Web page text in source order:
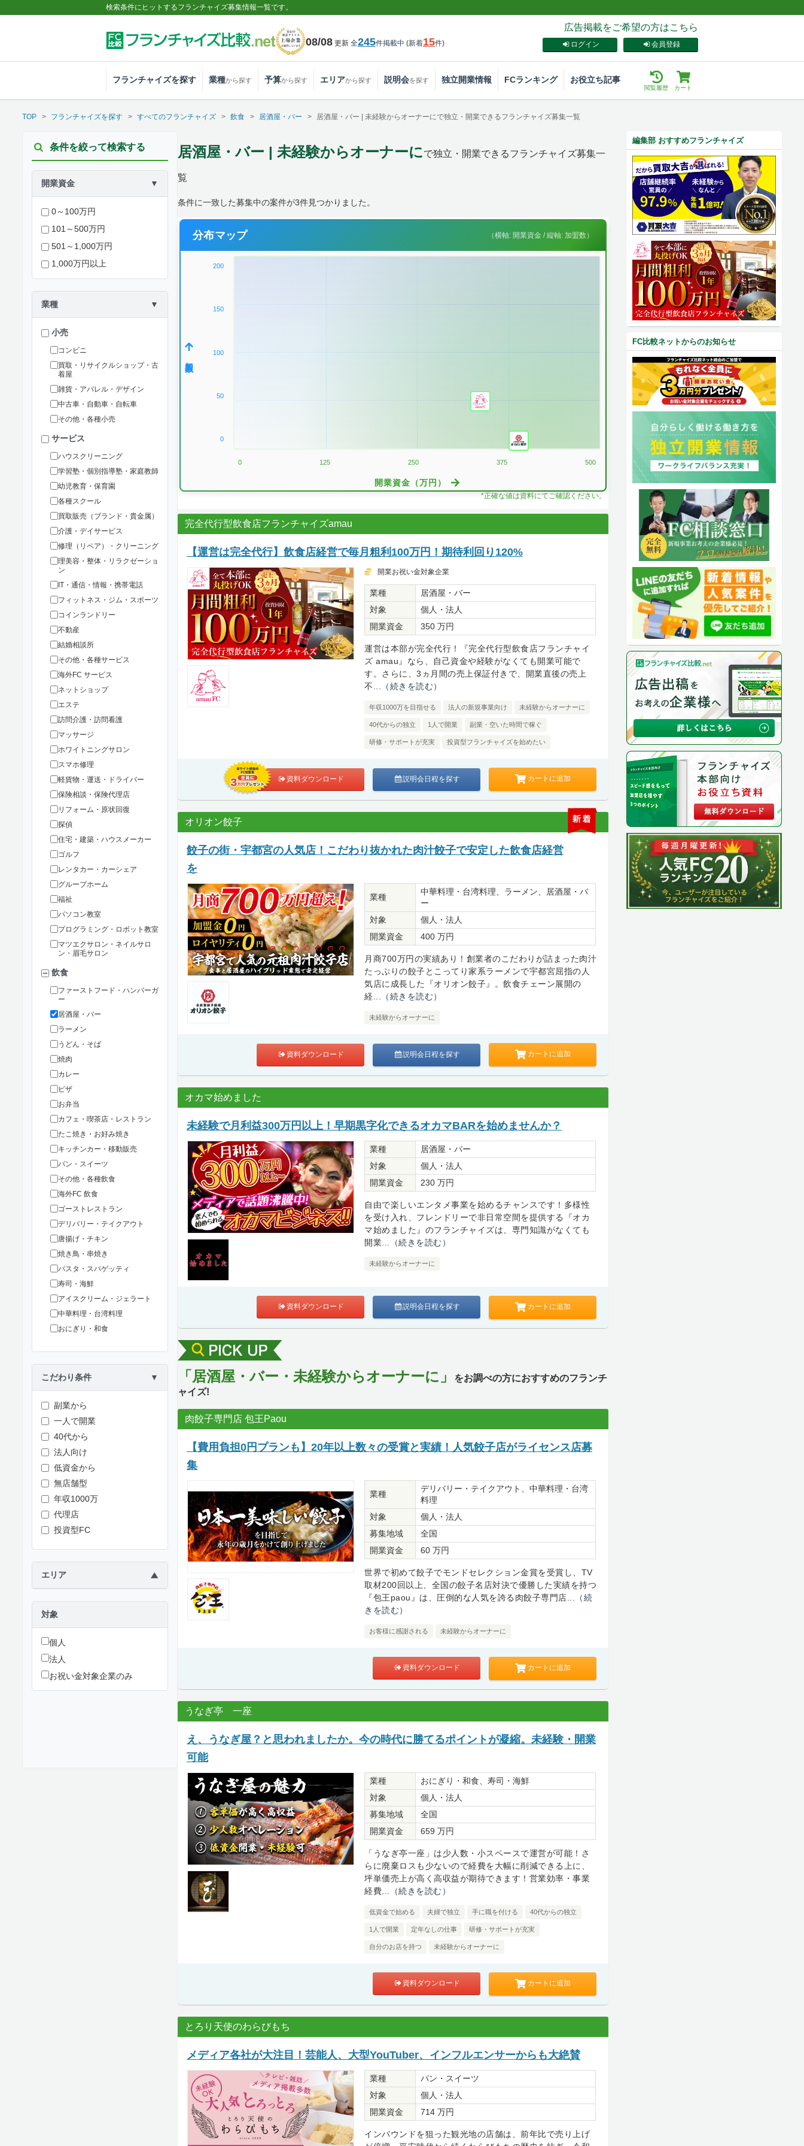
検索条件にヒットするフランチャイズ募集情報一覧です。
08/08 更新 全245件掲載中 (新着15件)
広告掲載をご希望の方はこちら
会員登録
ログイン
フランチャイズを探す 業種から探す 予算から探す エリアから探す 説明会を探す 独立開業情報 FCランキング お役立ち記事
カート
閲覧履歴
TOP フランチャイズを探す すべてのフランチャイズ 飲食 居酒屋・バー 居酒屋・バー | 未経験からオーナーにで独立・開業できるフランチャイズ募集一覧
条件を絞って検索する
開業資金 ▼
0～100万円
101～500万円
501～1,000万円
1,000万円以上
業種 ▼
小売
コンビニ
買取・リサイクルショップ・古
着屋
雑貨・アパレル・デザイン
中古車・自動車・自転車
その他・各種小売
サービス
ハウスクリーニング
学習塾・個別指導塾・家庭教師
幼児教育・保育園
各種スクール
買取販売（ブランド・貴金属）
介護・デイサービス
修理（リペア）・クリーニング
理美容・整体・リラクゼーショ
ン
IT・通信・情報・携帯電話
フィットネス・ジム・スポーツ
コインランドリー
不動産
結婚相談所
その他・各種サービス
海外FC サービス
ネットショップ
エステ
訪問介護・訪問看護
マッサージ
ホワイトニングサロン
スマホ修理
軽貨物・運送・ドライバー
保険相談・保険代理店
リフォーム・原状回復
探偵
住宅・建築・ハウスメーカー
ゴルフ
レンタカー・カーシェア
グループホーム
福祉
パソコン教室
プログラミング・ロボット教室
マツエクサロン・ネイルサロ
ン・眉毛サロン
飲食
ファーストフード・ハンバーガ
ー
居酒屋・バー
ラーメン
うどん・そば
焼肉
カレー
ピザ
お弁当
カフェ・喫茶店・レストラン
たこ焼き・お好み焼き
キッチンカー・移動販売
パン・スイーツ
その他・各種飲食
海外FC 飲食
ゴーストレストラン
デリバリー・テイクアウト
唐揚げ・チキン
焼き鳥・串焼き
パスタ・スパゲッティ
寿司・海鮮
アイスクリーム・ジェラート
中華料理・台湾料理
おにぎり・和食
こだわり条件 ▼
副業から
一人で開業
40代から
法人向け
低資金から
無店舗型
年収1000万
代理店
投資型FC
エリア ▶
対象
個人
法人
お祝い金対象企業のみ
居酒屋・バー | 未経験からオーナーにで独立・開業できるフランチャイズ募集一
覧
条件に一致した募集中の案件が3件見つかりました。
分布マップ （横軸: 開業資金 / 縦軸: 加盟数）
200
150
100
50
0
0 125 250 375 500
開業資金（万円）
*正確な値は資料にてご確認ください。
完全代行型飲食店フランチャイズamau
【運営は完全代行】飲食店経営で毎月粗利100万円！期待利回り120%
開業お祝い金対象企業
業種
居酒屋・バー
対象
個人・法人
開業資金
350 万円
運営は本部が完全代行！『完全代行型飲食店フランチャイ
ズ amau』なら、自己資金や経験がなくても開業可能で
す。さらに、3ヵ月間の売上保証付きで、開業直後の売上
不...
（続きを読む）
年収1000万を目指せる 法人の新規事業向け 未経験からオーナーに
40代からの独立 1人で開業 副業・空いた時間で稼ぐ
研修・サポートが充実 投資型フランチャイズを始めたい
資料ダウンロード 説明会日程を探す カートに追加
新
着
オリオン餃子
餃子の街・宇都宮の人気店！こだわり抜かれた肉汁餃子で安定した飲食店経営
を
業種
中華料理・台湾料理、ラーメン、居酒屋・バ
ー
対象
個人・法人
開業資金
400 万円
月商700万円の実績あり！創業者のこだわりが詰まった肉汁
たっぷりの餃子とこってり家系ラーメンで宇都宮屈指の人
気店に成長した『オリオン餃子』。飲食チェーン展開の
経...
（続きを読む）
未経験からオーナーに
資料ダウンロード 説明会日程を探す カートに追加
オカマ始めました
未経験で月利益300万円以上！早期黒字化できるオカマBARを始めませんか？
業種
居酒屋・バー
対象
個人・法人
開業資金
230 万円
自由で楽しいエンタメ事業を始めるチャンスです！多様性
を受け入れ、フレンドリーで非日常空間を提供する『オカ
マ始めました』のフランチャイズは、専門知識がなくても
開業...
（続きを読む）
未経験からオーナーに
資料ダウンロード 説明会日程を探す カートに追加
「居酒屋・バー・未経験からオーナーに」
をお調べの方におすすめのフランチ
ャイズ!
肉餃子専門店 包王Paou
【費用負担0円プランも】20年以上数々の受賞と実績！人気餃子店がライセンス店募
集
業種
デリバリー・テイクアウト、中華料理・台湾
料理
対象
個人・法人
募集地域
全国
開業資金
60 万円
世界で初めて餃子でモンドセレクション金賞を受賞し、TV
取材200回以上、全国の餃子名店対決で優勝した実績を持つ
『包王paou』は、圧倒的な人気を誇る肉餃子専門店...
（続
きを読む）
お客様に感謝される 未経験からオーナーに
資料ダウンロード カートに追加
うなぎ亭 一座
え、うなぎ屋？と思われましたか。今の時代に勝てるポイントが凝縮。未経験・開業
可能
業種
おにぎり・和食、寿司・海鮮
対象
個人・法人
募集地域
全国
開業資金
659 万円
「うなぎ亭一座」は少人数・小スペースで運営が可能！さ
らに廃棄ロスも少ないので経費を大幅に削減できる上に、
坪単価売上が高く高収益が期待できます！営業効率・事業
経費...
（続きを読む）
低資金で始める 夫婦で独立 手に職を付ける 40代からの独立
1人で開業 定年なしの仕事 研修・サポートが充実
自分のお店を持つ 未経験からオーナーに
資料ダウンロード カートに追加
とろり天使のわらびもち
メディア各社が大注目！芸能人、大型YouTuber、インフルエンサーからも大絶賛
業種
パン・スイーツ
対象
個人・法人
開業資金
714 万円
インバウンドを狙った観光地の店舗は、前年比で売り上げ
編集部 おすすめフランチャイズ
FC比較ネットからのお知らせ